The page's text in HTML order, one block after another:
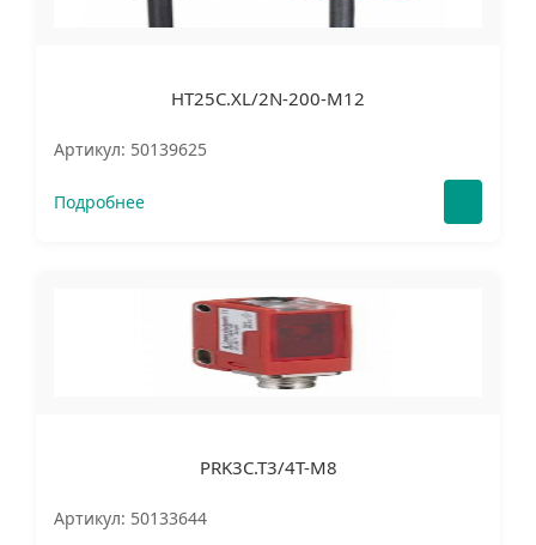
HT25C.XL/2N-200-M12
Артикул: 50139625
Подробнее
PRK3C.T3/4T-M8
Артикул: 50133644